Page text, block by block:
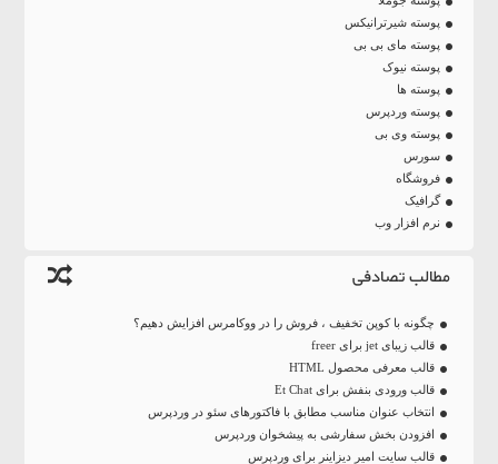
پوسته شیرترانیکس
پوسته مای بی بی
پوسته نیوک
پوسته ها
پوسته وردپرس
پوسته وی بی
سورس
فروشگاه
گرافیک
نرم افزار وب
مطالب تصادفی
چگونه با کوپن تخفیف ، فروش را در ووکامرس افزایش دهیم؟
قالب زیبای jet برای freer
قالب معرفی محصول HTML
قالب ورودی بنفش برای Et Chat
انتخاب عنوان مناسب مطابق با فاکتورهای سئو در وردپرس
افزودن بخش سفارشی به پیشخوان وردپرس
قالب سایت امیر دیزاینر برای وردپرس